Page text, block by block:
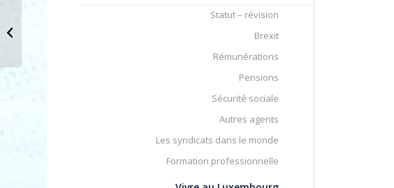
Statut – révision
Brexit
Rémunérations
Pensions
Sécurité sociale
Autres agents
Les syndicats dans le monde
Formation professionnelle